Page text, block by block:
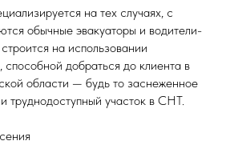
на тех случаях, с
обычные эвакуаторы и водители-
на использовании
способной добраться до клиента в
области — будь то заснеженное
труднодоступный участок в СНТ.